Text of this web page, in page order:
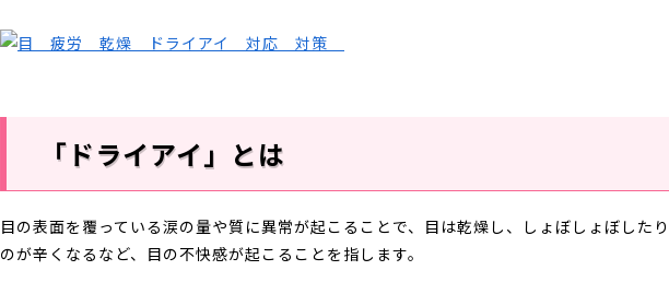
「ドライアイ」とは
目の表面を覆っている涙の量や質に異常が起こることで、目は乾燥し、しょぼしょぼした
のが辛くなるなど、目の不快感が起こることを指します。